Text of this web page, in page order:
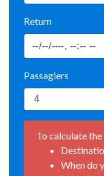
Return
Passagiers
To calculate
When do